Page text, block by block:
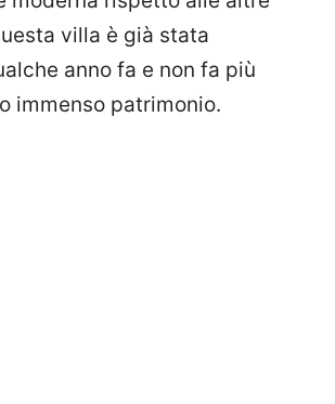
villa è già stata
anno fa e non fa più
immenso patrimonio.